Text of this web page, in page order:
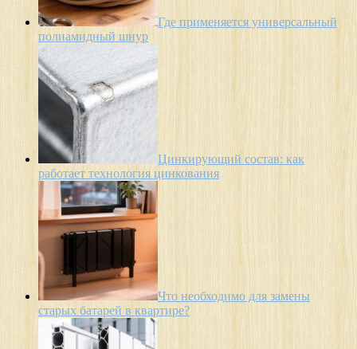
Где применяется универсальный
полиамидный шнур
Цинкирующий состав: как
работает технология цинкования
Что необходимо для замены
старых батарей в квартире?